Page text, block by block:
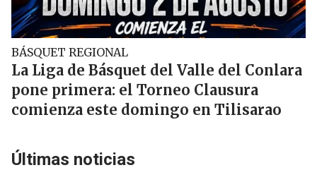
BÁSQUET REGIONAL
La Liga de Básquet del Valle del Conlara
pone primera: el Torneo Clausura
comienza este domingo en Tilisarao
Últimas noticias